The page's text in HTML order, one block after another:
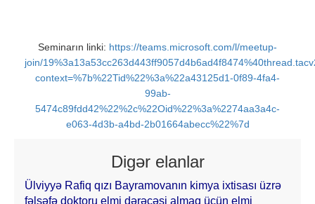
Seminarın linki: https://teams.microsoft.com/l/meetup-
join/
context=%7b%22Tid%22%3a%22a43125d1-0f89-4fa4-
99ab-
5474c89fdd42%22%2c%22Oid%22%3a%2274aa3a4c-
e063-4d3b-a4bd-2b01664abecc%22%7d
Digər elanlar
Ülviyyə Rafiq qızı Bayramovanın kimya ixtisası üzrə
fəlsəfə doktoru elmi dərəcəsi almaq üçün elmi